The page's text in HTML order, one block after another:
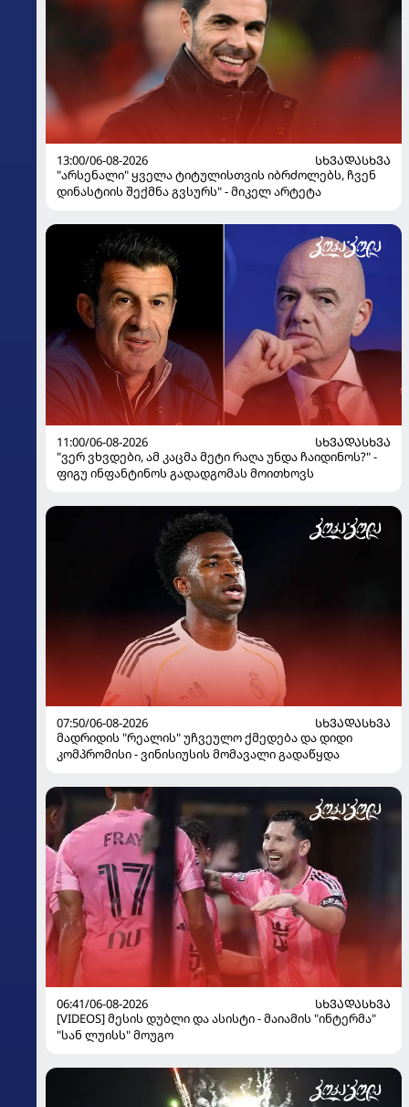
13:00/06-08-2026
ᲡᲮᲕᲐᲓᲐᲡᲮᲕᲐ
"არსენალი" ყველა ტიტულისთვის იბრძოლებს, ჩვენ
დინასტიის შექმნა გვსურს" - მიკელ არტეტა
11:00/06-08-2026
ᲡᲮᲕᲐᲓᲐᲡᲮᲕᲐ
"ვერ ვხვდები, ამ კაცმა მეტი რაღა უნდა ჩაიდინოს?" -
ფიგუ ინფანტინოს გადადგომას მოითხოვს
07:50/06-08-2026
ᲡᲮᲕᲐᲓᲐᲡᲮᲕᲐ
მადრიდის "რეალის" უჩვეულო ქმედება და დიდი
კომპრომისი - ვინისიუსის მომავალი გადაწყდა
06:41/06-08-2026
ᲡᲮᲕᲐᲓᲐᲡᲮᲕᲐ
[VIDEOS] მესის დუბლი და ასისტი - მაიამის "ინტერმა"
"სან ლუისს" მოუგო